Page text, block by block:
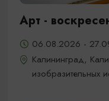
Арт -
06.08.2026 -
Калининград,
изобразительных